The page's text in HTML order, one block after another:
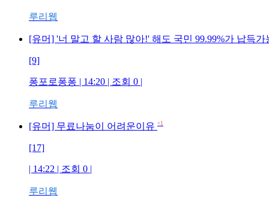
루리웹
[유머] '너 말고 할 사람 많아!' 해도 국민 99.99%가 납득
[9]
퐁포로퐁퐁 | 14:20 | 조회 0 |
루리웹
[유머] 무료나눔이 어려운이유 +1
[17]
| 14:22 | 조회 0 |
루리웹